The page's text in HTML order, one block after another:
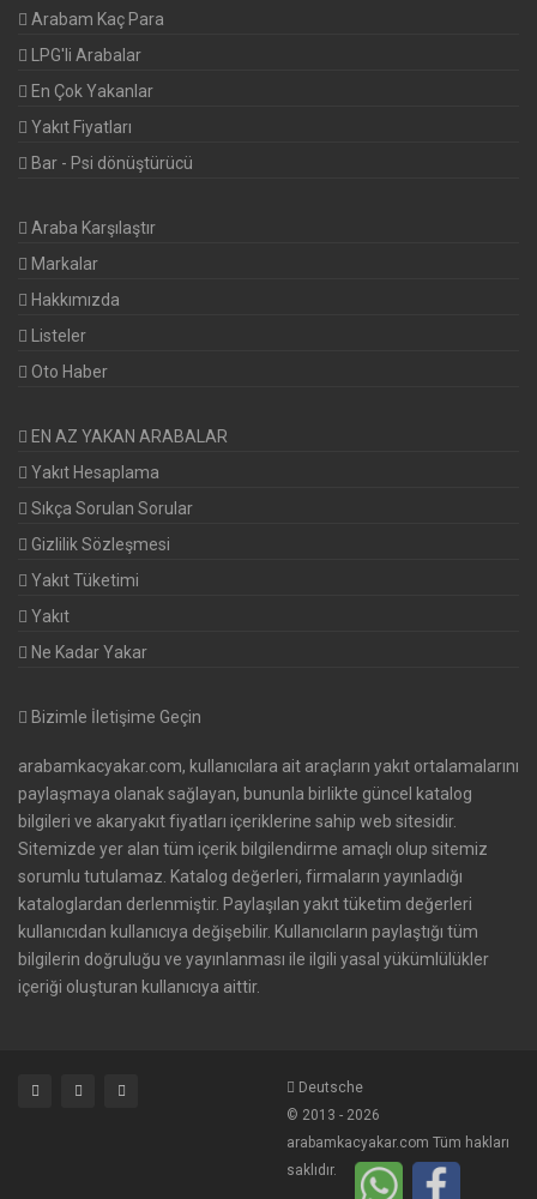
Arabam Kaç Para
LPG'li Arabalar
En Çok Yakanlar
Yakıt Fiyatları
Bar - Psi dönüştürücü
Araba Karşılaştır
Markalar
Hakkımızda
Listeler
Oto Haber
EN AZ YAKAN ARABALAR
Yakıt Hesaplama
Sıkça Sorulan Sorular
Gizlilik Sözleşmesi
Yakıt Tüketimi
Yakıt
Ne Kadar Yakar
Bizimle İletişime Geçin
arabamkacyakar.com, kullanıcılara ait araçların yakıt ortalamalarını
paylaşmaya olanak sağlayan, bununla birlikte güncel katalog
bilgileri ve akaryakıt fiyatları içeriklerine sahip web sitesidir.
Sitemizde yer alan tüm içerik bilgilendirme amaçlı olup sitemiz
sorumlu tutulamaz. Katalog değerleri, firmaların yayınladığı
kataloglardan derlenmiştir. Paylaşılan yakıt tüketim değerleri
kullanıcıdan kullanıcıya değişebilir. Kullanıcıların paylaştığı tüm
bilgilerin doğruluğu ve yayınlanması ile ilgili yasal yükümlülükler
içeriği oluşturan kullanıcıya aittir.
Deutsche
© 2013 - 2026
arabamkacyakar.com Tüm hakları
saklıdır.